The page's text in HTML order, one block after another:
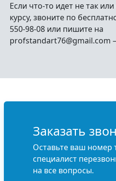
Если что-то идет не так
курсу, звоните по
550-98-08 или пишите на
Заказать
Оставьте ваш номер
специалист
на все вопросы.